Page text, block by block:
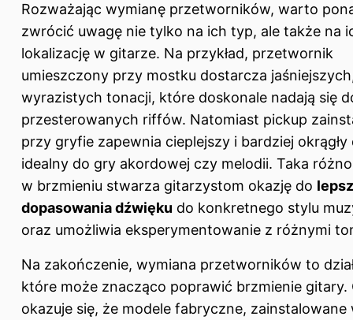
Rozważając wymianę przetworników, warto
zwrócić uwagę nie tylko na ich typ, ale także na
lokalizację w gitarze. Na przykład, przetwornik
umieszczony przy mostku dostarcza
wyrazistych tonacji, które doskonale nadają się
przesterowanych riffów. Natomiast pickup
przy gryfie zapewnia cieplejszy i bardziej okrągły
idealny do gry akordowej czy melodii. Taka
w brzmieniu stwarza gitarzystom okazję do
dopasowania dźwięku do konkretnego stylu
oraz umożliwia eksperymentowanie z różnymi
Na zakończenie, wymiana przetworników to
które może znacząco poprawić brzmienie gitary.
okazuje się, że modele fabryczne, zainstalowane